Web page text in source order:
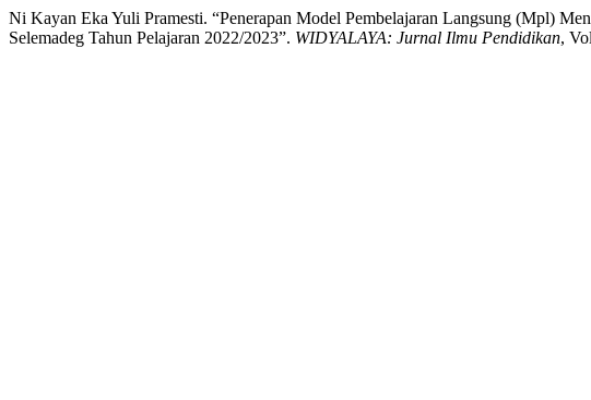
Ni Kayan Eka Yuli Pramesti. “Penerapan Model Pembelajaran Langsung (Mpl)
Selemadeg Tahun Pelajaran 2022/2023”. WIDYALAYA: Jurnal Ilmu Pendidikan,